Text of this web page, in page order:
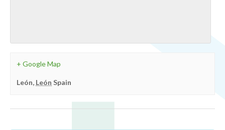
+ Google Map
León, León Spain